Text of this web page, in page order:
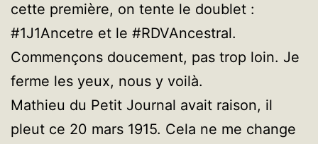
cette première, on tente le doublet :
#1J1Ancetre et le #RDVAncestral.
Commençons doucement, pas trop loin. Je
ferme les yeux, nous y voilà.
Mathieu du Petit Journal avait raison, il
pleut ce 20 mars 1915. Cela ne me change